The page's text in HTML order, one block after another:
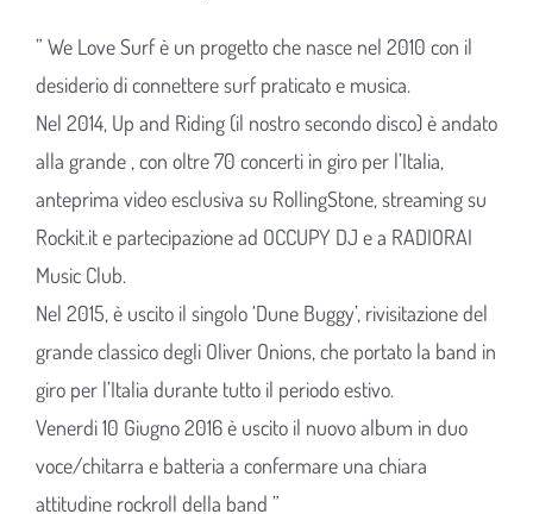
” We Love Surf è un progetto che nasce nel 2010 con il
desiderio di connettere surf praticato e musica.
Nel 2014, Up and Riding (il nostro secondo disco) è andato
alla grande , con oltre 70 concerti in giro per l’Italia,
anteprima video esclusiva su RollingStone, streaming su
Rockit.it e partecipazione ad OCCUPY DJ e a RADIORAI
Music Club.
Nel 2015, è uscito il singolo ‘Dune Buggy’, rivisitazione del
grande classico degli Oliver Onions, che portato la band in
giro per l’Italia durante tutto il periodo estivo.
Venerdi 10 Giugno 2016 è uscito il nuovo album in duo
voce/chitarra e batteria a confermare una chiara
attitudine rockroll della band ”